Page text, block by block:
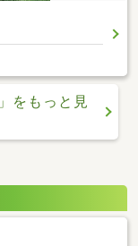
」をもっと見